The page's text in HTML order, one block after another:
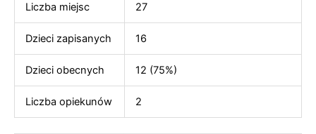
Liczba miejsc 27
Dzieci zapisanych 16
Dzieci obecnych 12 (75%)
Liczba opiekunów 2